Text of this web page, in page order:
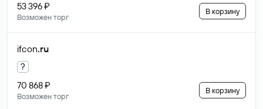
53 396 ₽
Возможен торг
В корзину
ifcon.ru
?
70 868 ₽
Возможен торг
В корзину